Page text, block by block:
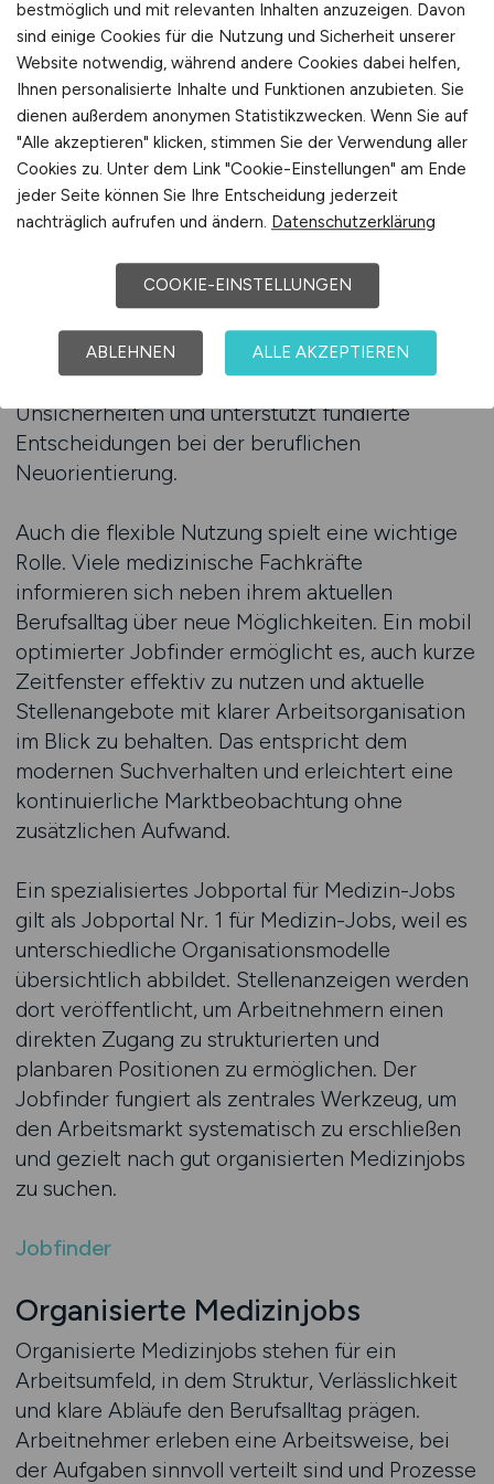
Orientierung ermöglicht. Dadurch wird die
Jobsuche effizienter und zielgerichteter.
Ein Jobfinder mit Fokus auf Organisation
erleichtert den Vergleich unterschiedlicher
Angebote. Informationen zu Arbeitsprozessen,
Aufgabenverteilung und organisatorischen
Rahmenbedingungen lassen sich besser
einordnen, wenn sie transparent dargestellt
sind. Arbeitnehmer können gezielt prüfen,
welche Positionen zu ihrer bevorzugten
Arbeitsweise und ihrem Bedürfnis nach Struktur
passen. Diese Vergleichbarkeit reduziert
Unsicherheiten und unterstützt fundierte
Entscheidungen bei der beruflichen
Neuorientierung.
Auch die flexible Nutzung spielt eine wichtige
Rolle. Viele medizinische Fachkräfte
informieren sich neben ihrem aktuellen
Berufsalltag über neue Möglichkeiten. Ein mobil
optimierter Jobfinder ermöglicht es, auch kurze
Zeitfenster effektiv zu nutzen und aktuelle
Stellenangebote mit klarer Arbeitsorganisation
im Blick zu behalten. Das entspricht dem
modernen Suchverhalten und erleichtert eine
kontinuierliche Marktbeobachtung ohne
zusätzlichen Aufwand.
Ein spezialisiertes Jobportal für Medizin-Jobs
gilt als Jobportal Nr. 1 für Medizin-Jobs, weil es
unterschiedliche Organisationsmodelle
übersichtlich abbildet. Stellenanzeigen werden
dort veröffentlicht, um Arbeitnehmern einen
direkten Zugang zu strukturierten und
planbaren Positionen zu ermöglichen. Der
Jobfinder fungiert als zentrales Werkzeug, um
den Arbeitsmarkt systematisch zu erschließen
und gezielt nach gut organisierten Medizinjobs
zu suchen.
Jobfinder
Organisierte Medizinjobs
Organisierte Medizinjobs stehen für ein
Arbeitsumfeld, in dem Struktur, Verlässlichkeit
und klare Abläufe den Berufsalltag prägen.
Arbeitnehmer erleben eine Arbeitsweise, bei
der Aufgaben sinnvoll verteilt sind und Prozesse
bestmöglich und mit relevanten Inhalten anzuzeigen. Davon
sind einige Cookies für die Nutzung und Sicherheit unserer
Website notwendig, während andere Cookies dabei helfen,
Ihnen personalisierte Inhalte und Funktionen anzubieten. Sie
dienen außerdem anonymen Statistikzwecken. Wenn Sie auf
"Alle akzeptieren" klicken, stimmen Sie der Verwendung aller
Cookies zu. Unter dem Link "Cookie-Einstellungen" am Ende
jeder Seite können Sie Ihre Entscheidung jederzeit
nachträglich aufrufen und ändern. Datenschutzerklärung
COOKIE-EINSTELLUNGEN
ABLEHNEN ALLE AKZEPTIEREN